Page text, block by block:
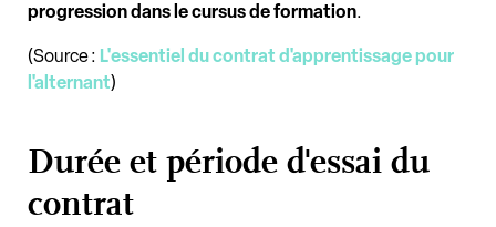
progression dans le cursus de formation.
(Source : L'essentiel du contrat d'apprentissage pour
l'alternant)
Durée et période d'essai du
contrat